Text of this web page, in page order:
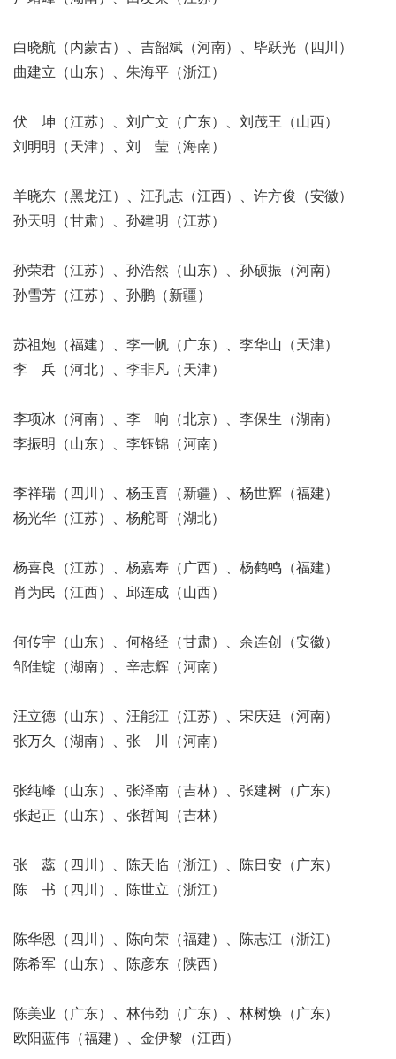
白晓航（内蒙古）、吉韶斌（河南）、毕跃光（四川）
曲建立（山东）、朱海平（浙江）
伏 坤（江苏）、刘广文（广东）、刘茂王（山西）
刘明明（天津）、刘 莹（海南）
羊晓东（黑龙江）、江孔志（江西）、许方俊（安徽）
孙天明（甘肃）、孙建明（江苏）
孙荣君（江苏）、孙浩然（山东）、孙硕振（河南）
孙雪芳（江苏）、孙鹏（新疆）
苏祖炮（福建）、李一帆（广东）、李华山（天津）
李 兵（河北）、李非凡（天津）
李项冰（河南）、李 响（北京）、李保生（湖南）
李振明（山东）、李钰锦（河南）
李祥瑞（四川）、杨玉喜（新疆）、杨世辉（福建）
杨光华（江苏）、杨舵哥（湖北）
杨喜良（江苏）、杨嘉寿（广西）、杨鹤鸣（福建）
肖为民（江西）、邱连成（山西）
何传宇（山东）、何格经（甘肃）、余连创（安徽）
邹佳锭（湖南）、辛志辉（河南）
汪立德（山东）、汪能江（江苏）、宋庆廷（河南）
张万久（湖南）、张 川（河南）
张纯峰（山东）、张泽南（吉林）、张建树（广东）
张起正（山东）、张哲闻（吉林）
张 蕊（四川）、陈天临（浙江）、陈日安（广东）
陈 书（四川）、陈世立（浙江）
陈华恩（四川）、陈向荣（福建）、陈志江（浙江）
陈希军（山东）、陈彦东（陕西）
陈美业（广东）、林伟劲（广东）、林树焕（广东）
欧阳蓝伟（福建）、金伊黎（江西）